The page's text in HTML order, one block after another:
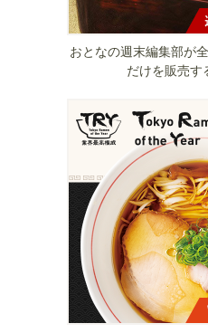
おとなの週末編集部が
だけを販売す